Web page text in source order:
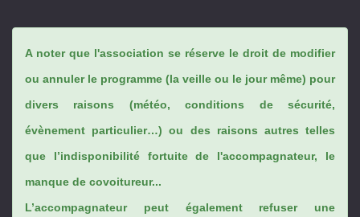
A noter que l'association se réserve le droit de modifier
ou annuler le programme (la veille ou le jour même) pour
divers raisons (météo, conditions de sécurité,
évènement particulier…) ou des raisons autres telles
que l’indisponibilité fortuite de l'accompagnateur, le
manque de covoitureur...
L’accompagnateur peut également refuser une